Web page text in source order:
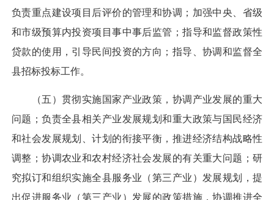
负责重点建设项目后评价的管理和协调；加强中央、省级
和市级预算内投资项目事中事后监管；指导和监督政策性
贷款的使用，引导民间投资的方向；指导、协调和监督全
县招标投标工作。
（五）贯彻实施国家产业政策，协调产业发展的重大
问题；负责全县相关产业发展规划和重大政策与国民经济
和社会发展规划、计划的衔接平衡，推进经济结构战略性
调整；协调农业和农村经济社会发展的有关重大问题；研
究拟订和组织实施全县服务业（第三产业）发展规划，提
出促进服务业（第三产业）发展的政策措施，协调推进全